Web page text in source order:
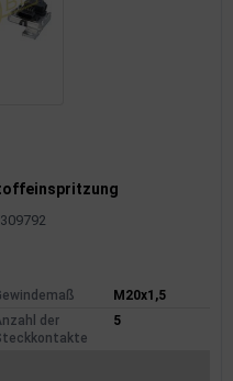
M20x1,5
der
5